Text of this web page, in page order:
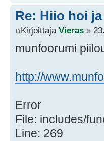
Re: Hiio hoi
Kirjoittaja Vieras »
munfoorumi
http://
Error
File: includes/
Line: 269